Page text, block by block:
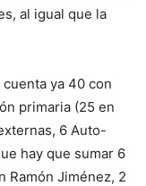
al igual que la
ya 40 con
primaria (25 en
6 Auto-
hay que sumar 6
Ramón Jiménez, 2